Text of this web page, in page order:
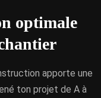
optimale
apporte une
ton projet de A à